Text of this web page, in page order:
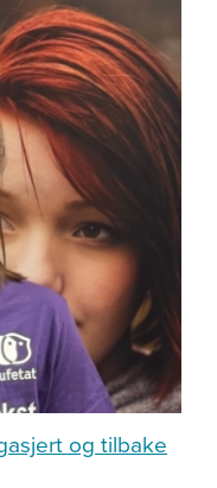
og tilbake